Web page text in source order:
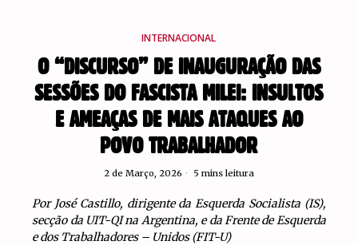
INTERNACIONAL
O “DISCURSO” DE INAUGURAÇÃO DAS
SESSÕES DO FASCISTA MILEI: INSULTOS
E AMEAÇAS DE MAIS ATAQUES AO
POVO TRABALHADOR
2 de Março, 2026 5 mins leitura
Por José Castillo, dirigente da Esquerda Socialista (IS),
secção da UIT-QI na Argentina, e da Frente de Esquerda
e dos Trabalhadores – Unidos (FIT-U)